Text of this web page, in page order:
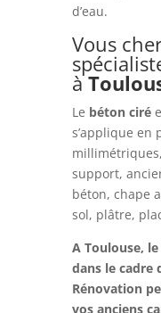
d’eau.
Vous
à
Le béton ciré
s’applique en
support,
béton, chape
sol, plâtre,
A Toulouse,
dans le cadre
Rénovation
vos anciens